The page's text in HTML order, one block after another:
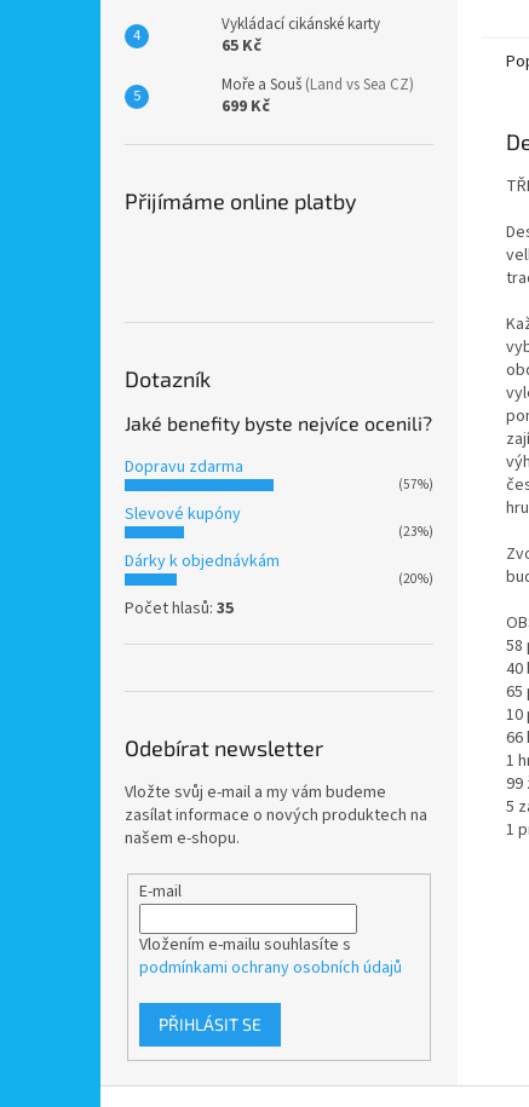
Vykládací cikánské karty
65 Kč
Moře a Souš (Land vs Sea CZ)
699 Kč
Přijímáme online platby
Dotazník
Jaké benefity byste nejvíce ocenili?
Dopravu zdarma
(57%)
Slevové kupóny
(23%)
Dárky k objednávkám
(20%)
Počet hlasů: 35
Odebírat newsletter
Vložte svůj e-mail a my vám budeme
zasílat informace o nových produktech na
našem e-shopu.
E-mail
Vložením e-mailu souhlasíte s
podmínkami ochrany osobních údajů
PŘIHLÁSIT SE
58
40
65
10
66
1
99
5
1